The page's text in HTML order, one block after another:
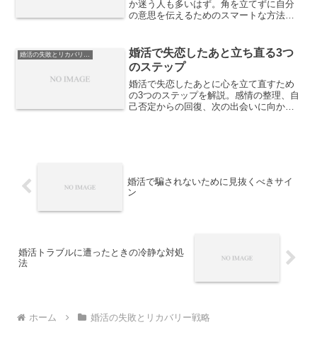
か迷う人も多いはず。角を立てずに自分
の意思を伝えるためのスマートな方法
婚活の失敗とリカバリー戦略
婚活で失恋したあと立ち直る3つ
のステップ
婚活で失恋したあとに心を立て直すため
の3つのステップを解説。感情の整理、自
己否定からの回復、次の出会いに向かう
婚活で騙されないために見抜くべきサイ
ン
婚活トラブルに遭ったときの冷静な対処
法
ホーム 婚活の失敗とリカバリー戦略